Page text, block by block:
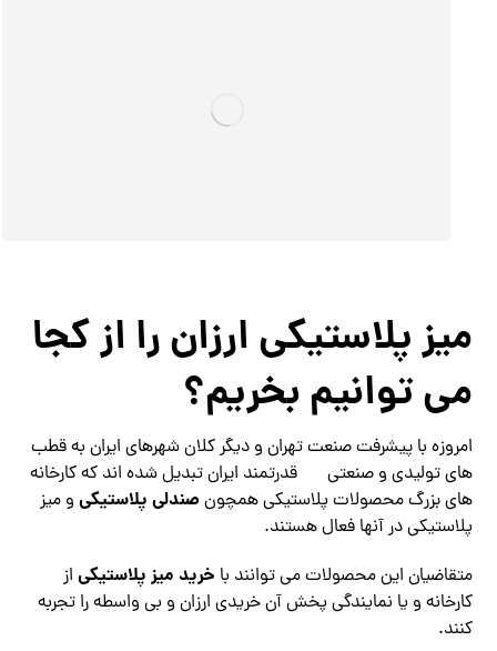
میز پلاستیکی ارزان را از کجا
می توانیم بخریم؟
امروزه با پیشرفت صنعت تهران و دیگر کلان شهرهای ایران به قطب
های تولیدی و صنعتی
قدرتمند ایران تبدیل شده اند که کارخانه
های بزرگ محصولات پلاستیکی همچون صندلی پلاستیکی و میز
پلاستیکی در آنها فعال هستند.
متقاضیان این محصولات می توانند با خرید میز پلاستیکی از
کارخانه و یا نمایندگی پخش آن خریدی ارزان و بی واسطه را تجربه
کنند.